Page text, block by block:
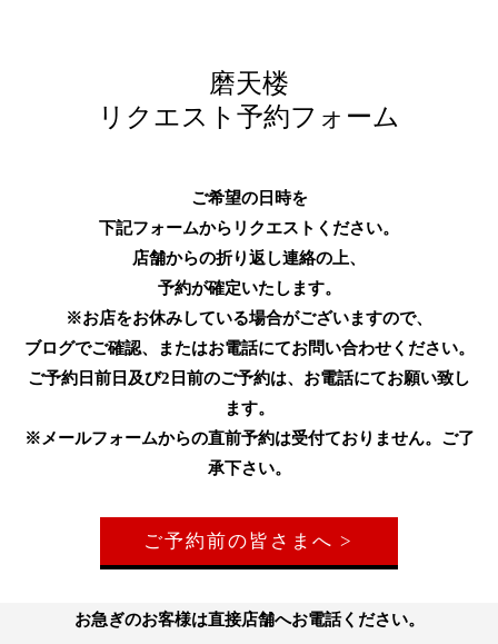
磨天楼
リクエスト予約フォーム
ご希望の日時を
下記フォームからリクエストください。
店舗からの折り返し連絡の上、
予約が確定いたします。
※お店をお休みしている場合がございますので、
ブログでご確認、またはお電話にてお問い合わせください。
ご予約日前日及び2日前のご予約は、お電話にてお願い致し
ます。
※メールフォームからの直前予約は受付ておりません。ご了
承下さい。
ご予約前の皆さまへ >
お急ぎのお客様は直接店舗へお電話ください。